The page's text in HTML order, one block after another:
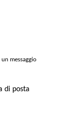
messaggio
di posta